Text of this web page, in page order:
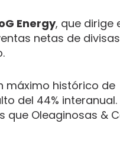
Energy, que dirige
netas de
máximo histórico de
del 44% interanual.
que Oleaginosas &